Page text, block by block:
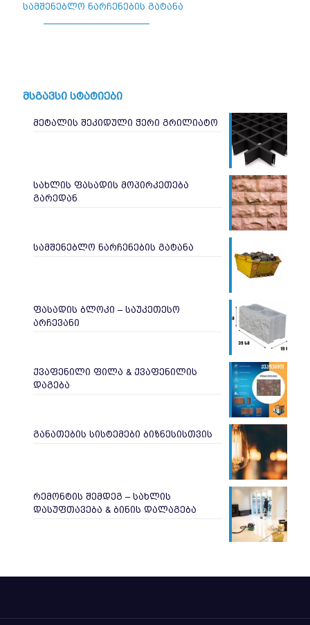
სამშენებლო ნარჩენების გატანა
მსგავსი სტატიები
მეტალის შეკიდული ჭერი გრილიატო
სახლის ფასადის მოპირკეთება
გარედან
სამშენებლო ნარჩენების გატანა
ფასადის ბლოკი – საუკეთესო
არჩევანი
ქვაფენილი ფილა & ქვაფენილის
დაგება
განათების სისტემები ბიზნესისთვის
რემონტის შემდეგ – სახლის
დასუფთავება & ბინის დალაგება